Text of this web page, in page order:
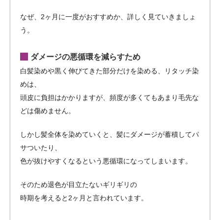
なぜ、2ヶ月に一度がおすすめか、詳しく見ていきましょ
う。
ダメージの悪循環を減らすため
白髪染めや黒く伸びてきた部分だけを染める、リタッチ染
めは、
頭皮に負担はかかりますが、頻度が多くてもあまり毛先な
どは傷めません。
しかし髪全体を染めていくと、髪にダメージが蓄積してパ
サついたり、
色が抜けやすくなるという悪循環になってしまいます。
そのため退色が目立たないギリギリの
時期を考えると2ヶ月と言われています。